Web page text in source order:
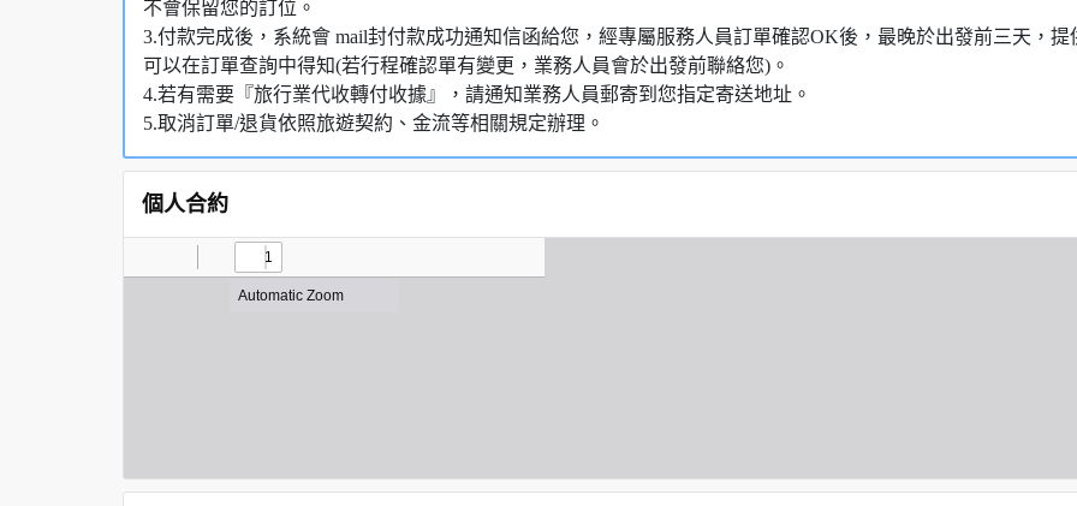
不會保留您的訂位。
3.付款完成後，系統會 mail封付款成功通知信函給您，經專屬服務人員訂單確認OK後，最晚於出發前三天，
可以在訂單查詢中得知(若行程確認單有變更，業務人員會於出發前聯絡您)。
4.若有需要『旅行業代收轉付收據』，請通知業務人員郵寄到您指定寄送地址。
5.取消訂單/退貨依照旅遊契約、金流等相關規定辦理。
個人合約